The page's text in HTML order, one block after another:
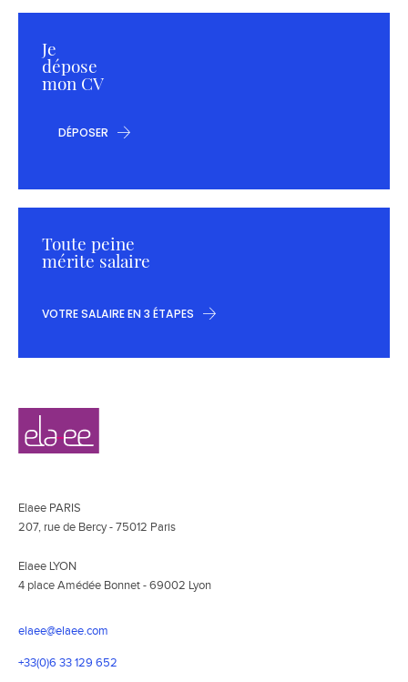
Je
dépose
mon CV
DÉPOSER
Toute peine
mérite salaire
VOTRE SALAIRE EN 3 ÉTAPES
Navigation
secondaire
Elaee
Elaee PARIS
207, rue de Bercy - 75012 Paris
Elaee LYON
4 place Amédée Bonnet - 69002 Lyon
elaee@elaee.com
+33(0)6 33 129 652